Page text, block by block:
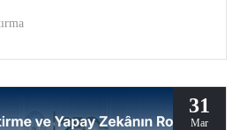
İşbirliği Programı” kapsamında
31
Mar